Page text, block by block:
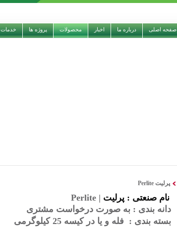
صفحه اصلی درباره ما اخبار محصولات پروژه ها خدمات
پرلیت Perlite
نام صنعتی : پرلیت | Perlite
دانه بندی : به صورت درخواست مشتری
بسته بندی : فله و یا در کیسه 25 کیلوگرمی